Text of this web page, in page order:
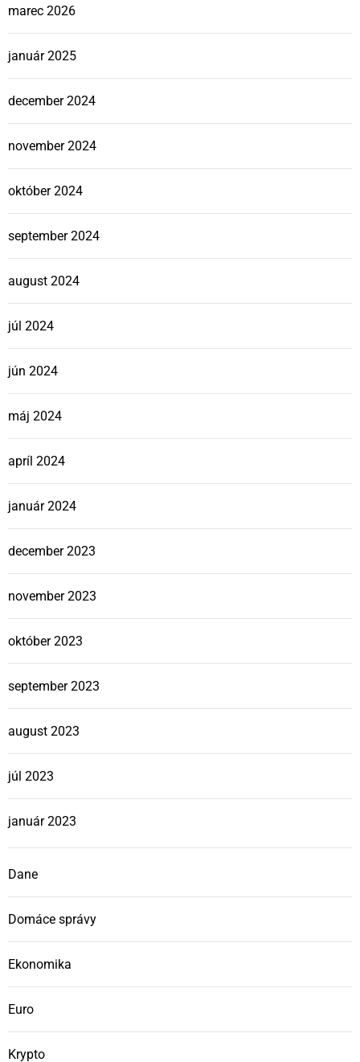
marec 2026
január 2025
december 2024
november 2024
október 2024
september 2024
august 2024
júl 2024
jún 2024
máj 2024
apríl 2024
január 2024
december 2023
november 2023
október 2023
september 2023
august 2023
júl 2023
január 2023
Dane
Domáce správy
Ekonomika
Euro
Krypto